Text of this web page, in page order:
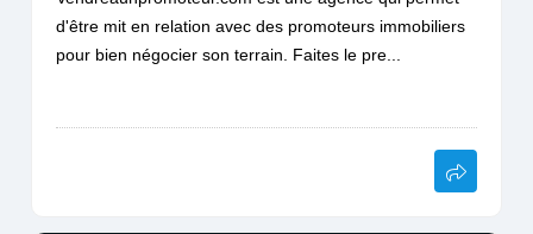
d'être mit en relation avec des promoteurs immobiliers
pour bien négocier son terrain. Faites le pre...